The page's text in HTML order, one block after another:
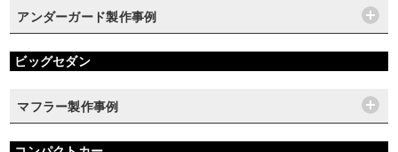
アンダーガード製作事例
ビッグセダン
マフラー製作事例